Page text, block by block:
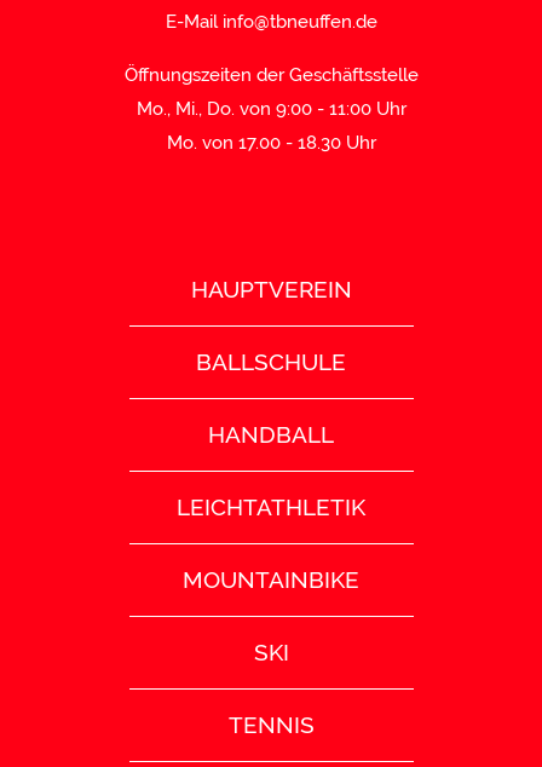
E-Mail info@tbneuffen.de
Öffnungszeiten der Geschäftsstelle
Mo., Mi., Do. von 9:00 - 11:00 Uhr
Mo. von 17.00 - 18.30 Uhr
HAUPTVEREIN
BALLSCHULE
HANDBALL
LEICHTATHLETIK
MOUNTAINBIKE
SKI
TENNIS